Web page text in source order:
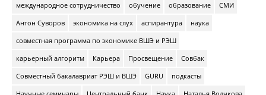
международное сотрудничество
обучение образование
СМИ
Антон Суворов
экономика на слух аспирантура
наука
совместная программа по экономике ВШЭ и РЭШ
карьерный алгоритм
Карьера Просвещение
Совбак
Совместный бакалавриат РЭШ и ВШЭ
GURU
подкасты